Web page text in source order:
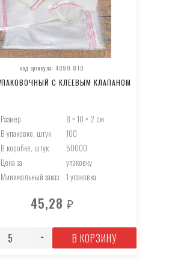
код артикула: 4090-810
С КЛЕЕВЫМ КЛАПАНОМ
Размер
8 × 10 × 2 см
В упаковке, штук
100
В коробке, штук
50000
Цена за
упаковку
Минимальный заказ
1 упаковка
45,28₽
В КОРЗИНУ